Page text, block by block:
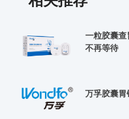
一粒胶囊
不再等待
万孚胶囊胃